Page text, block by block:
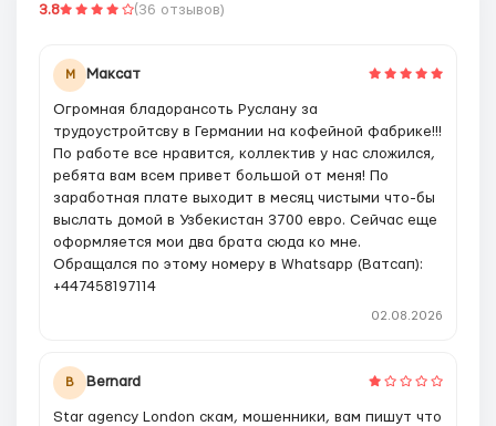
3.8 (36 отзывов)
М Максат
Огромная бладорансоть Руслану за
трудоустройтсву в Германии на кофейной фабрике!!!
По работе все нравится, коллектив у нас сложился,
ребята вам всем привет большой от меня! По
заработная плате выходит в месяц чистыми что-бы
выслать домой в Узбекистан 3700 евро. Сейчас еще
оформляется мои два брата сюда ко мне.
Обращался по этому номеру в Whatsapp (Ватсап):
+447458197114
02.08.2026
B Bernard
Star agency London скам, мошенники, вам пишут что